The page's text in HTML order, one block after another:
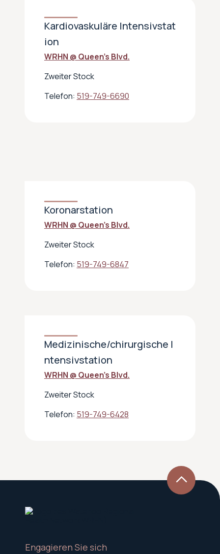
Kardiovaskuläre Intensivstat
ion
WRHN @ Queen’s Blvd.
Zweiter Stock
Telefon: 519-749-6690
Koronarstation
WRHN @ Queen’s Blvd.
Zweiter Stock
Telefon: 519-749-6847
Medizinische/chirurgische I
ntensivstation
WRHN @ Queen’s Blvd.
Zweiter Stock
Telefon: 519-749-6428
Engagieren Sie sich